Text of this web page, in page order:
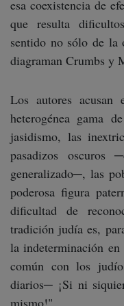
esa coexistencia de
que resulta
sentido no sólo de
diagraman Crumbs y
Los autores
heterogénea gama
jasidismo, las
pasadizos oscuros
generalizado─, las
poderosa figura
dificultad de
tradición judía es,
la indeterminación
común con los
diarios─ ¡Si ni
mismo!".